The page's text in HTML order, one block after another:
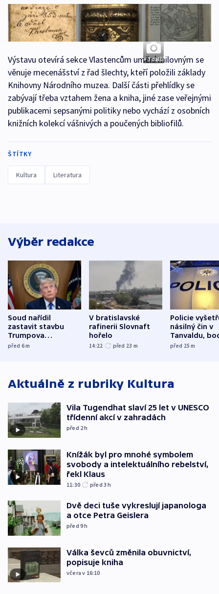
+ 3 další
Výstavu otevírá sekce Vlastencům umění milovným se
věnuje mecenášství z řad šlechty, kteří položili základy
Knihovny Národního muzea. Další části přehlídky se
zabývají třeba vztahem žena a kniha, jiné zase veřejnými
publikacemi sepsanými politiky nebo vychází z osobních
knižních kolekcí vášnivých a poučených bibliofilů.
ŠTÍTKY
Kultura Literatura
Výběr redakce
Soud nařídil
zastavit stavbu
Trumpova
tanečního sálu
před 6m
V bratislavské
rafinerii Slovnaft
hořelo
14:22 před 23 m
Policie
násilný čin v
Tanvaldu,
zranění při
před 25m
Aktuálně z rubriky Kultura
Vila Tugendhat slaví 25 let v UNESCO
třídenní akcí v zahradách
před 2h
Knížák byl pro mnohé symbolem
svobody a intelektuálního rebelství,
řekl Klaus
11:30 před 3h
Dvě deci tuše vykreslují japanologa
a otce Petra Geislera
před 9h
Válka ševců změnila obuvnictví,
popisuje kniha
včera v 16:10